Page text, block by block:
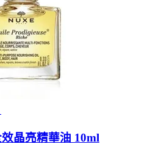
晶亮精華油 10ml